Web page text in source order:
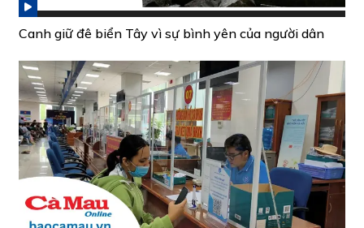
Canh giữ đê biển Tây vì sự bình yên của người dân